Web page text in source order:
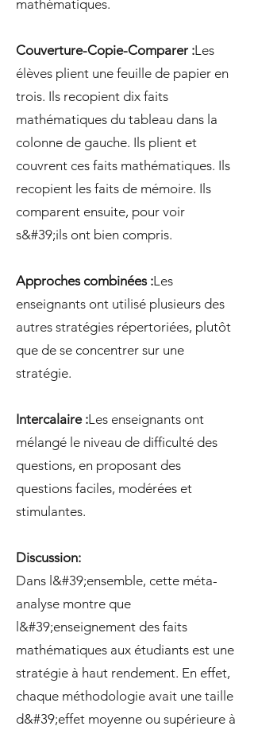
mathématiques.
Couverture-Copie-Comparer :Les
élèves plient une feuille de papier en
trois. Ils recopient dix faits
mathématiques du tableau dans la
colonne de gauche. Ils plient et
couvrent ces faits mathématiques. Ils
recopient les faits de mémoire. Ils
comparent ensuite, pour voir
s&#39;ils ont bien compris.
Approches combinées :Les
enseignants ont utilisé plusieurs des
autres stratégies répertoriées, plutôt
que de se concentrer sur une
stratégie.
Intercalaire :Les enseignants ont
mélangé le niveau de difficulté des
questions, en proposant des
questions faciles, modérées et
stimulantes.
Discussion:
Dans l&#39;ensemble, cette méta-
analyse montre que
l&#39;enseignement des faits
mathématiques aux étudiants est une
stratégie à haut rendement. En effet,
chaque méthodologie avait une taille
d&#39;effet moyenne ou supérieure à